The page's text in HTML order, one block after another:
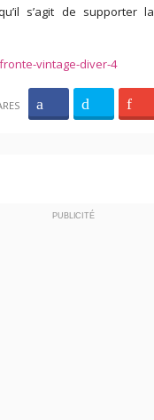
s’agit de supporter la
PUBLICITÉ